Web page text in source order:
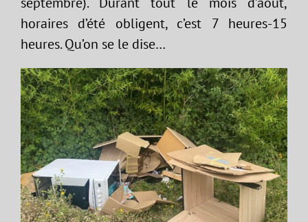
horaires d’été obligent, c’est 7 heures-15
heures. Qu’on se le dise…